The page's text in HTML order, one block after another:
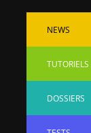
NEWS
TUTORIELS
DOSSIERS